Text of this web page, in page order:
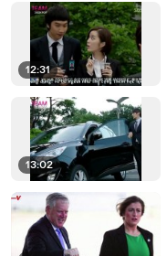
12:31
13:02